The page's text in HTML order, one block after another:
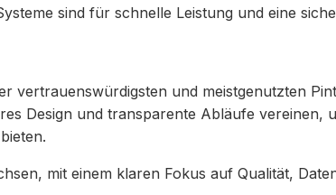
sind für schnelle Leistung und eine
vertrauenswürdigsten und meistgenutzten
Design und transparente Abläufe vereinen,
mit einem klaren Fokus auf Qualität,